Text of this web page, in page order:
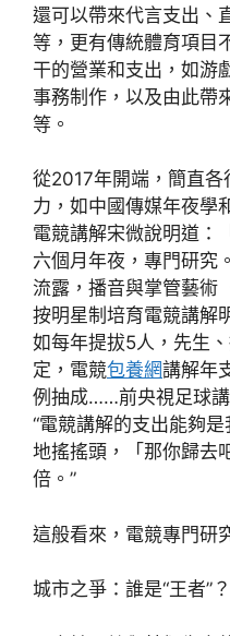
還可以帶來代言支出、
等，更有傳統體育項目
干的營業和支出，如游
事務制作，以及由此帶
等。
從2017年開端，簡直
力，如中國傳媒年夜學
電競講解宋微說明道：
六個月年夜，專門研究
流露，播音與掌管藝術
按明星制培育電競講解
如每年提拔5人，先生
定，電競包養網講解年
例抽成……前央視足球講
“電競講解的支出能夠
地搖搖頭，「那你歸去
倍。”
這般看來，電競專門研
城市之爭：誰是“王者”？